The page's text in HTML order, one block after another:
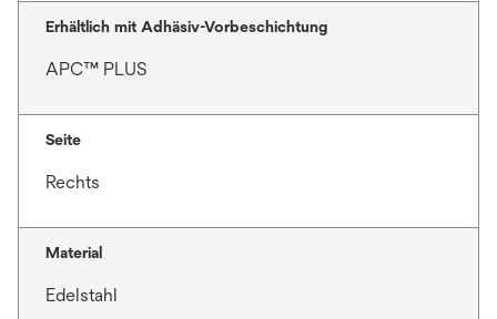
Erhältlich mit Adhäsiv-Vorbeschichtung
APC™ PLUS
Seite
Rechts
Material
Edelstahl